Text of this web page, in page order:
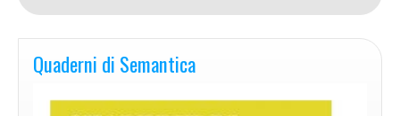
Quaderni di Semantica